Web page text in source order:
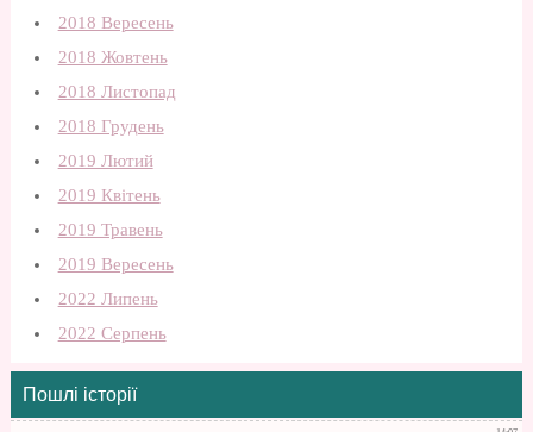
2018 Вересень
2018 Жовтень
2018 Листопад
2018 Грудень
2019 Лютий
2019 Квітень
2019 Травень
2019 Вересень
2022 Липень
2022 Серпень
Пошлі історії